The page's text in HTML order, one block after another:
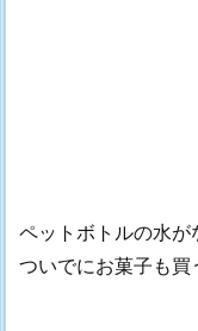
ペットボトルの水
ついでにお菓子も買